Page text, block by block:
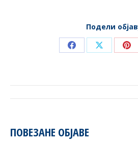
Подели
Share
Facebook
Share
X
ПОВЕЗАНЕ ОБЈАВЕ